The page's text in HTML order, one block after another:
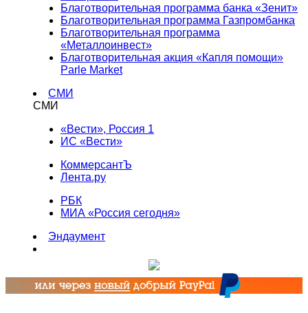
Благотворительная программа банка «Зенит»
Благотворительная программа Газпромбанка
Благотворительная программа
«Металлоинвест»
Благотворительная акция «Капля помощи»
Parle Market
СМИ
СМИ
«Вести», Россия 1
ИС «Вести»
КоммерсантЪ
Лента.ру
РБК
МИА «Россия сегодня»
Эндаумент